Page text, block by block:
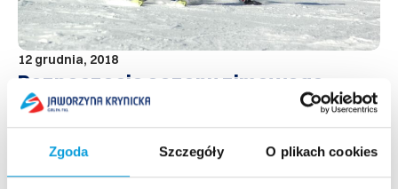
Zgoda Szczegóły O plikach cookies
12 grudnia, 2018
Rozpoczęcie sezonu zimowego –
14.12. (piątek)
Otwarcie sezonu 14 grudnia rozpocznie się sezon
narciarski na Jaworzynie Krynickiej. Czynna będzie
główna trasa nr 1 o długości 2600m , trasa nr 3 o długości